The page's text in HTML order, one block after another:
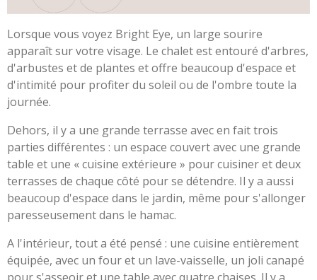
Lorsque vous voyez Bright Eye, un large sourire
apparaît sur votre visage. Le chalet est entouré d'arbres,
d'arbustes et de plantes et offre beaucoup d'espace et
d'intimité pour profiter du soleil ou de l'ombre toute la
journée.
Dehors, il y a une grande terrasse avec en fait trois
parties différentes : un espace couvert avec une grande
table et une « cuisine extérieure » pour cuisiner et deux
terrasses de chaque côté pour se détendre. Il y a aussi
beaucoup d'espace dans le jardin, même pour s'allonger
paresseusement dans le hamac.
A l'intérieur, tout a été pensé : une cuisine entièrement
équipée, avec un four et un lave-vaisselle, un joli canapé